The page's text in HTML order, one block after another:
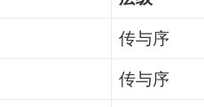
传与序
传与序